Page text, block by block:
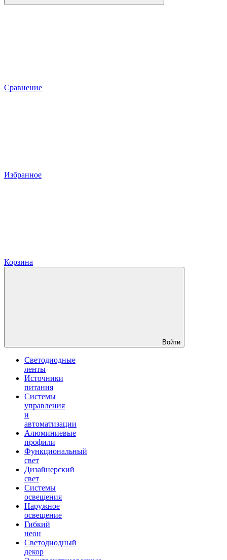
Сравнение
Избранное
Корзина
Войти
Светодиодные
ленты
Источники
питания
Системы
управления
и
автоматизации
Алюминиевые
профили
Функциональный
свет
Дизайнерский
свет
Системы
освещения
Наружное
освещение
Гибкий
неон
Светодиодный
декор